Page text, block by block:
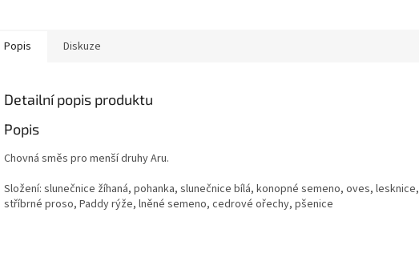
Popis Diskuze
Detailní popis produktu
Popis
Chovná směs pro menší druhy Aru.
Složení: slunečnice žíhaná, pohanka, slunečnice bílá, konopné semeno, oves, lesknice,
stříbrné proso, Paddy rýže, lněné semeno, cedrové ořechy, pšenice